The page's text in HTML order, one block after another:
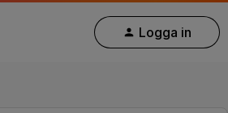
Logga in